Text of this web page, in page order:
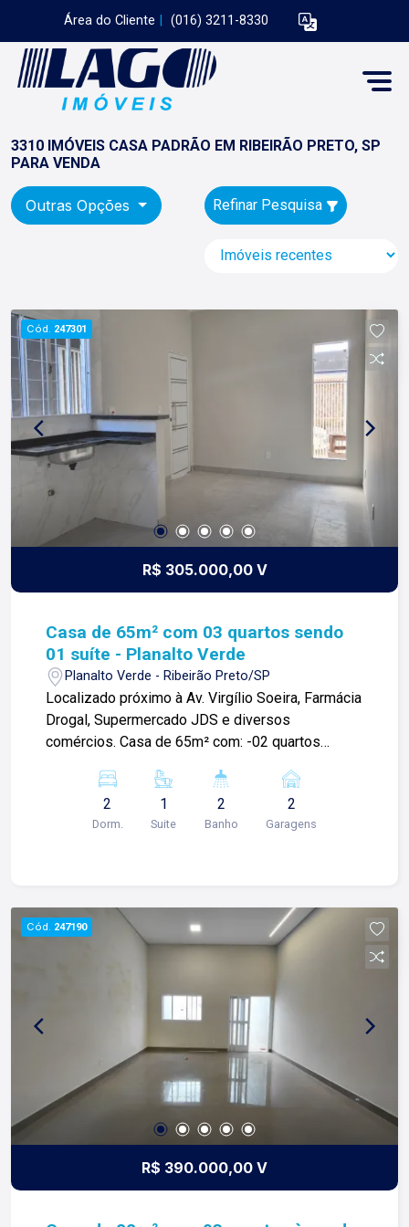
Área do Cliente (016) 3211-8330
3310 IMÓVEIS CASA PADRÃO EM RIBEIRÃO PRETO, SP
PARA VENDA
Outras Opções Refinar Pesquisa
Cód. 247301
R$ 305.000,00 V
Casa de 65m² com 03 quartos sendo
01 suíte - Planalto Verde
Planalto Verde - Ribeirão Preto/SP
Localizado próximo à Av. Virgílio Soeira, Farmácia
Drogal, Supermercado JDS e diversos
comércios. Casa de 65m² com: -02 quartos
-01 banheiro social; -02 vagas de garagem; Para
mais informações e agendar visita, entre em
contato. Lago é RELACIONAMENTO! Desde 1987
com nossos proprietários e clientes. Somos uma
imobiliária que equilibra a tradicionalidade com o
2
Dorm.
1
Suite
2
Banho
2
Garagens
Cód. 247190
R$ 390.000,00 V